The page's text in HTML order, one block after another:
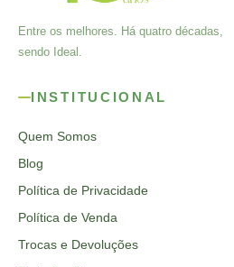
Entre os melhores. Há quatro décadas,
sendo Ideal.
INSTITUCIONAL
Quem Somos
Blog
Política de Privacidade
Política de Venda
Trocas e Devoluções